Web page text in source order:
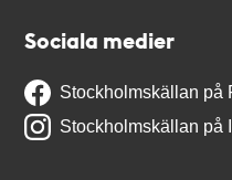
Sociala medier
Stockholmskällan på
Stockholmskällan på